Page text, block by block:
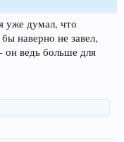
уже думал, что
наверно не завел,
он ведь больше для